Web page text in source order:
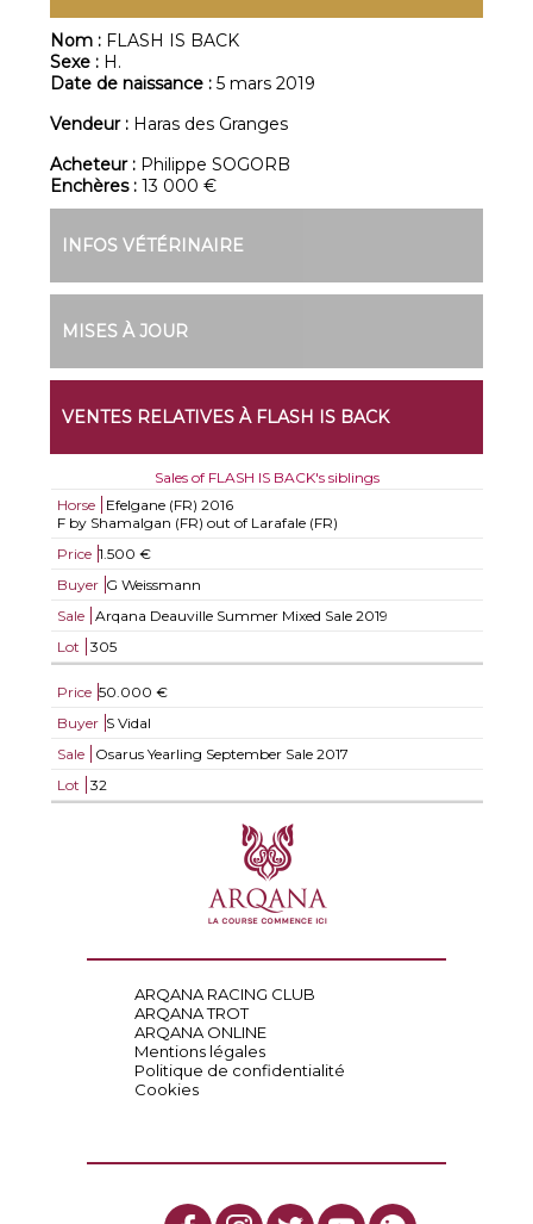
Nom : FLASH IS BACK
Sexe : H.
Date de naissance :5 mars 2019
Vendeur : Haras des Granges
Acheteur : Philippe SOGORB
Enchères :13 000 €
INFOS VÉTÉRINAIRE
MISES À JOUR
VENTES RELATIVES À FLASH IS BACK
Sales of FLASH IS BACK's siblings
Horse
Efelgane (FR) 2016
F by Shamalgan (FR) out of Larafale (FR)
Price 1.500 €
Buyer G Weissmann
Sale
Arqana Deauville Summer Mixed Sale 2019
Lot
305
Price 50.000 €
Buyer S Vidal
Sale
Osarus Yearling September Sale 2017
Lot
32
ARQANA RACING CLUB
ARQANA TROT
ARQANA ONLINE
Mentions légales
Politique de confidentialité
Cookies